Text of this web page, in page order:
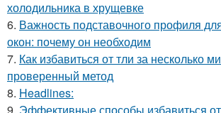
холодильника в хрущевке
6. Важность подставочного профиля
окон: почему он необходим
7. Как избавиться от тли за несколько
проверенный метод
8. Headlines: